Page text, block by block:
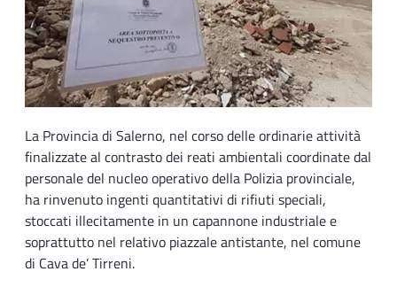
La Provincia di Salerno, nel corso delle ordinarie attività
finalizzate al contrasto dei reati ambientali coordinate dal
personale del nucleo operativo della Polizia provinciale,
ha rinvenuto ingenti quantitativi di rifiuti speciali,
stoccati illecitamente in un capannone industriale e
soprattutto nel relativo piazzale antistante, nel comune
di Cava de’ Tirreni.